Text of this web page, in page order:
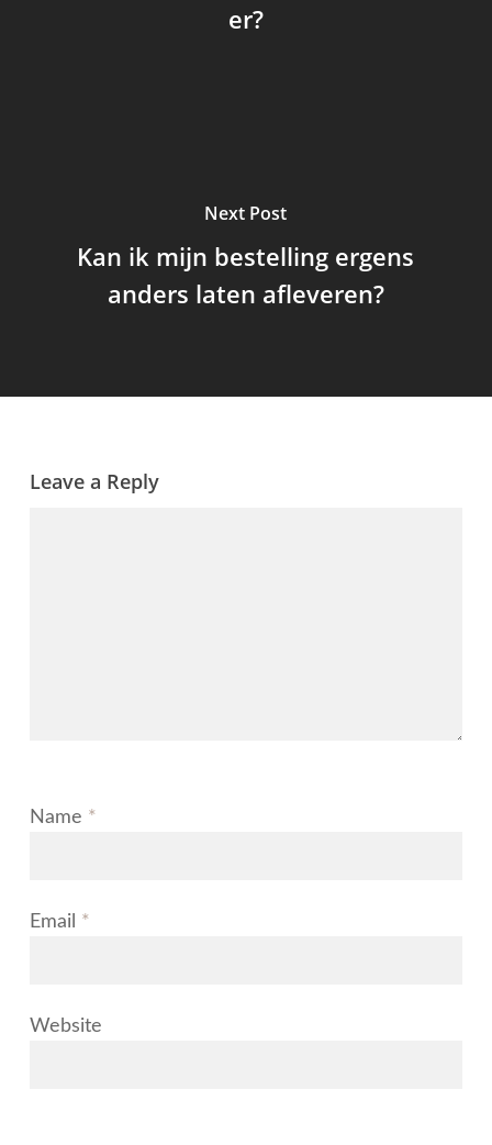
er?
Next Post
Kan ik mijn bestelling ergens
anders laten afleveren?
Leave a Reply
Name *
Email *
Website